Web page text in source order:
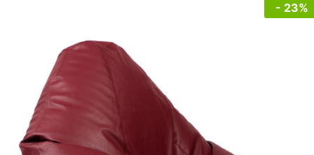
- 23%